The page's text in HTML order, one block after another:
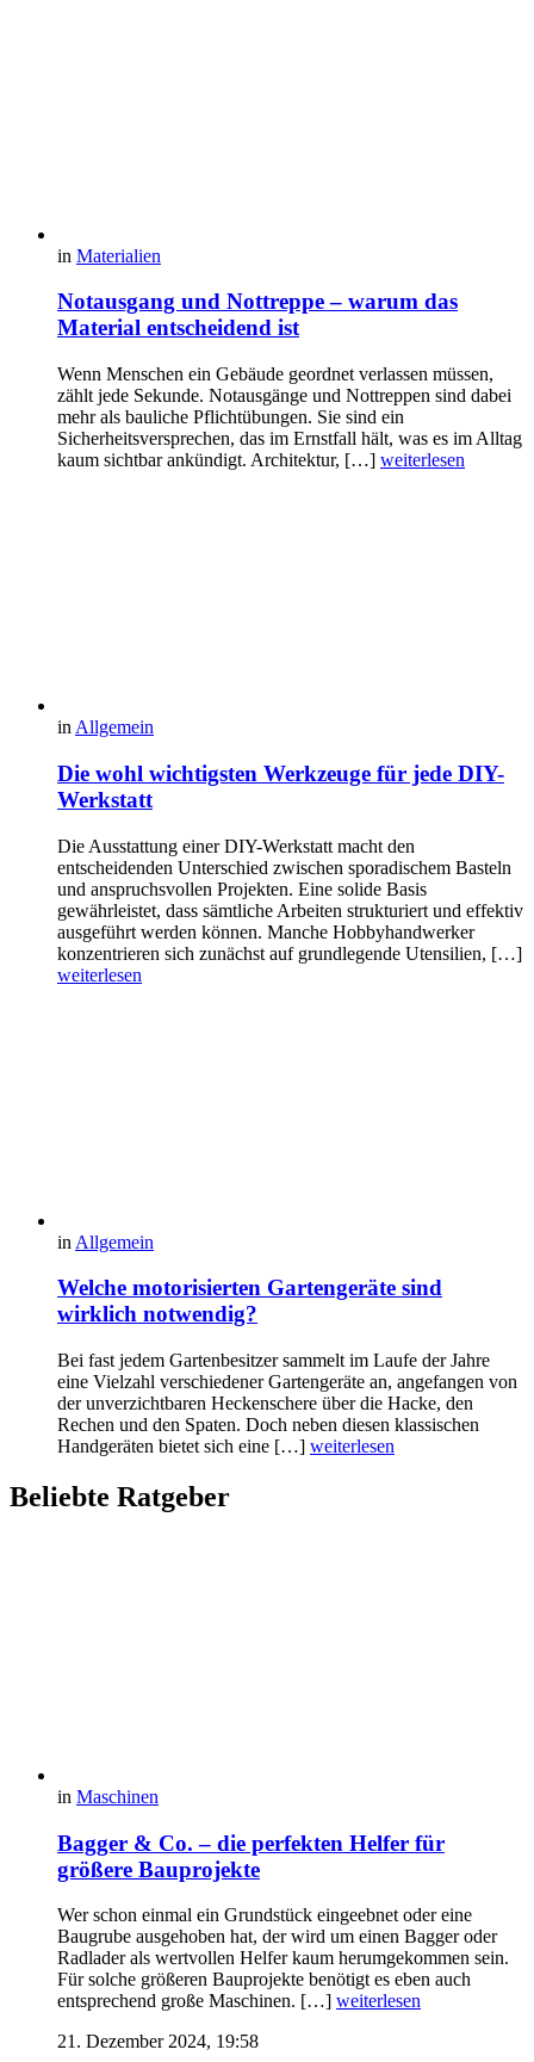
in Materialien
Notausgang und Nottreppe – warum das
Material entscheidend ist
Wenn Menschen ein Gebäude geordnet verlassen müssen,
zählt jede Sekunde. Notausgänge und Nottreppen sind dabei
mehr als bauliche Pflichtübungen. Sie sind ein
Sicherheitsversprechen, das im Ernstfall hält, was es im Alltag
kaum sichtbar ankündigt. Architektur, […] weiterlesen
in Allgemein
Die wohl wichtigsten Werkzeuge für jede DIY-
Werkstatt
Die Ausstattung einer DIY-Werkstatt macht den
entscheidenden Unterschied zwischen sporadischem Basteln
und anspruchsvollen Projekten. Eine solide Basis
gewährleistet, dass sämtliche Arbeiten strukturiert und effektiv
ausgeführt werden können. Manche Hobbyhandwerker
konzentrieren sich zunächst auf grundlegende Utensilien, […]
weiterlesen
in Allgemein
Welche motorisierten Gartengeräte sind
wirklich notwendig?
Bei fast jedem Gartenbesitzer sammelt im Laufe der Jahre
eine Vielzahl verschiedener Gartengeräte an, angefangen von
der unverzichtbaren Heckenschere über die Hacke, den
Rechen und den Spaten. Doch neben diesen klassischen
Handgeräten bietet sich eine […] weiterlesen
Beliebte Ratgeber
in Maschinen
Bagger & Co. – die perfekten Helfer für
größere Bauprojekte
Wer schon einmal ein Grundstück eingeebnet oder eine
Baugrube ausgehoben hat, der wird um einen Bagger oder
Radlader als wertvollen Helfer kaum herumgekommen sein.
Für solche größeren Bauprojekte benötigt es eben auch
entsprechend große Maschinen. […] weiterlesen
21. Dezember 2024, 19:58